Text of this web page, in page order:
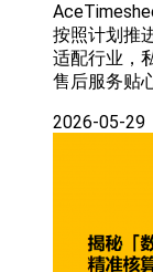
按照计划推
适配行业，
售后服务贴
2026-05-29